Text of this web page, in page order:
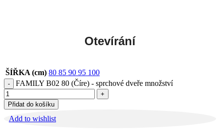
Otevírání
ŠÍŘKA (cm) 80 85 90 95 100
FAMILY B02 80 (Číre) - sprchové dveře množství
Přidat do košíku
Add to wishlist